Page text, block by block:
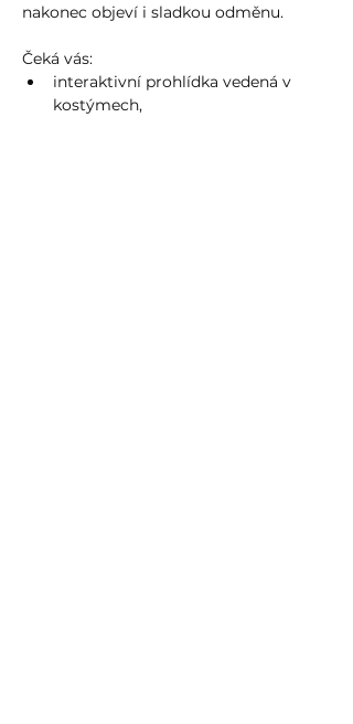
nakonec objeví i sladkou odměnu.
Čeká vás:
interaktivní prohlídka vedená v
kostýmech,